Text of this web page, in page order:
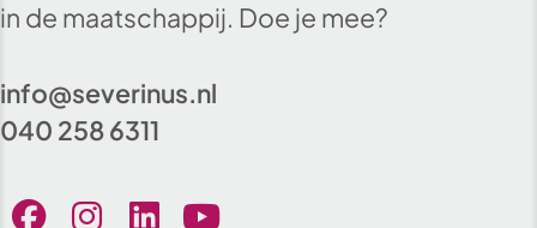
in de maatschappij. Doe je mee?
info@severinus.nl
040 258 6311